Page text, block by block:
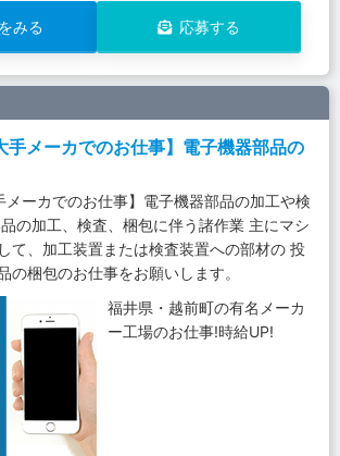
みる 応募する
手メーカでのお仕事】電子機器部品の
メーカでのお仕事】電子機器部品の加工や検
の加工、検査、梱包に伴う諸作業 主にマシ
て、加工装置または検査装置への部材の 投
の梱包のお仕事をお願いします。
福井県・越前町の有名メーカ
ー工場のお仕事!時給UP!